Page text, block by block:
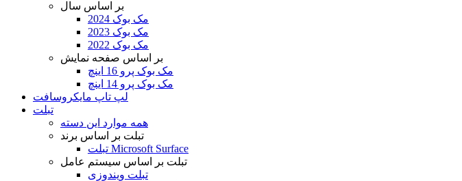
بر اساس سال
مک بوک 2024
مک بوک 2023
مک بوک 2022
بر اساس صفحه نمایش
مک بوک پرو 16 اینچ
مک بوک پرو 14 اینچ
لپ تاپ مایکروسافت
تبلت
همه موارد این دسته
تبلت بر اساس برند
تبلت Microsoft Surface
تبلت بر اساس سیستم عامل
تبلت ویندوزی